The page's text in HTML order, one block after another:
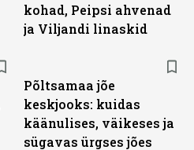
kohad, Peipsi ahvenad
ja Viljandi linaskid
Põltsamaa jõe
keskjooks: kuidas
käänulises, väikeses ja
sügavas ürgses jões